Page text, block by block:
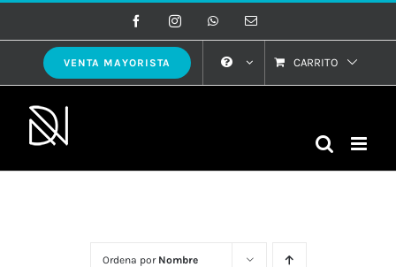
al
contenido
FacebookInstagramWhatsAppCorreo
VENTA MAYORISTA CARRITO
Ordena por Nombre